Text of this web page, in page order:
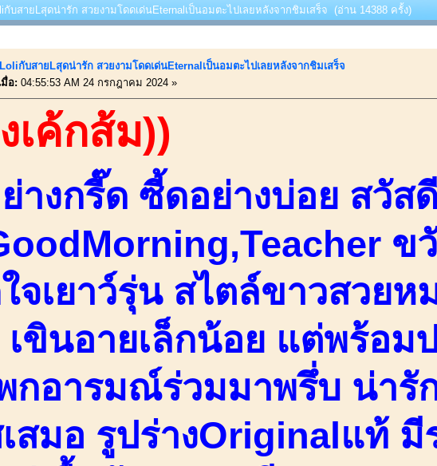
บสายLสุดน่ารัก สวยงามโดดเด่นEternalเป็นอมตะไปเลยหลังจากชิมเสร็จ (อ่าน 14388 ครั้ง)
กับสายLสุดน่ารัก สวยงามโดดเด่นEternalเป็นอมตะไปเลยหลังจากชิมเสร็จ
มื่อ: 04:55:53 AM 24 กรกฎาคม 2024 »
เค้กส้ม))
างกรี๊ด ซี้ดอย่างบ่อย สวัสดี
ข
จเยาว์รุ่น สไตล์ขาวสวยห
เขินอายเล็กน้อย แต่พร้อม
กอารมณ์ร่วมมาพรึ่บ น่ารั
สมอ รูปร่างOriginalแท้ มี